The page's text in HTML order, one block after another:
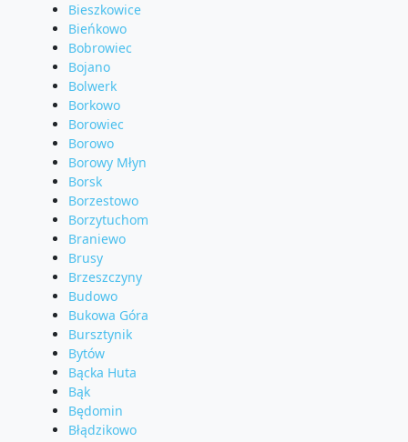
Bieszkowice
Bieńkowo
Bobrowiec
Bojano
Bolwerk
Borkowo
Borowiec
Borowo
Borowy Młyn
Borsk
Borzestowo
Borzytuchom
Braniewo
Brusy
Brzeszczyny
Budowo
Bukowa Góra
Bursztynik
Bytów
Bącka Huta
Bąk
Będomin
Błądzikowo